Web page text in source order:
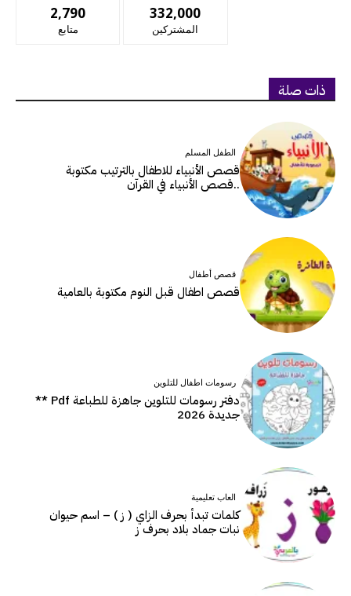
2,790
متابع
332,000
المشتركين
ذات صلة
الطفل المسلم
قصص الأنبياء للاطفال بالترتيب مكتوبة
..قصص الأنبياء في القرآن
قصص أطفال
قصص اطفال قبل النوم مكتوبة بالعامية
رسومات اطفال للتلوين
دفتر رسومات للتلوين جاهزة للطباعة Pdf **
جديدة 2026
العاب تعليمية
كلمات تبدأ بحرف الزاي ( ز ) – اسم حيوان
نبات جماد بلاد بحرف ز